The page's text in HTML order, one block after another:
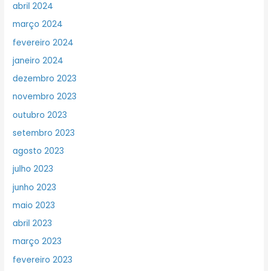
abril 2024
março 2024
fevereiro 2024
janeiro 2024
dezembro 2023
novembro 2023
outubro 2023
setembro 2023
agosto 2023
julho 2023
junho 2023
maio 2023
abril 2023
março 2023
fevereiro 2023